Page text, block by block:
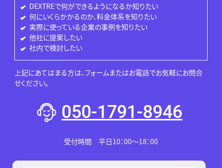
DEXTREで何ができるようになるか知りたい
何にいくらかかるのか、料金体系を知りたい
実際に使っている企業の事例を知りたい
他社に提案したい
社内で検討したい
上記にあてはまる方は、フォームまたはお電話でお気軽にお問合
せください。
050-1791-8946
受付時間 平日10：00～18：00